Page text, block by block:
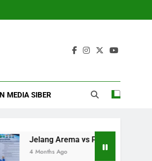
MEDIA SIBER
Arema vs Persebaya Aremania
Ago